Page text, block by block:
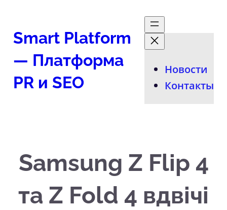
содержимому
Smart Platform
— Платформа
PR и SEO
Новости
Контакты
Samsung Z Flip 4
та Z Fold 4 вдвічі